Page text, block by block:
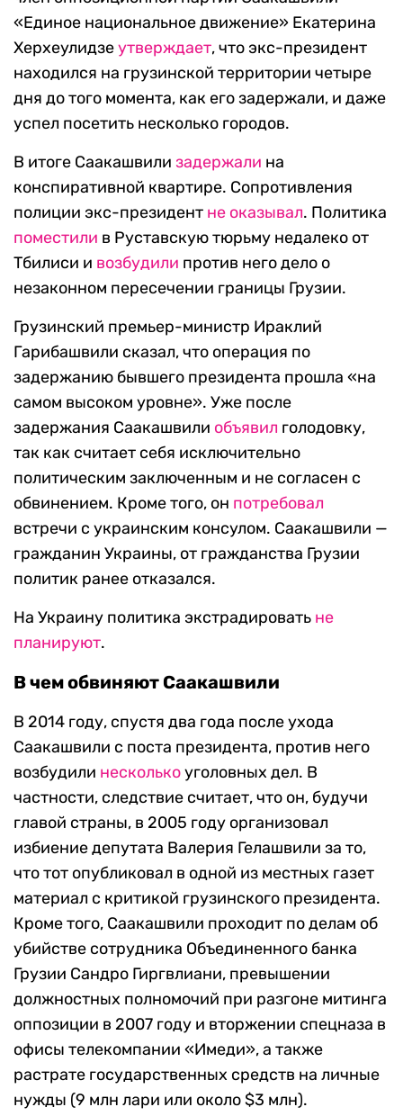
«Единое национальное движение» Екатерина
Херхеулидзеутверждает, что экс-президент
находился на грузинской территории четыре
дня до того момента, как его задержали, и даже
успел посетить несколько городов.
В итоге Саакашвили задержали на
конспиративной квартире. Сопротивления
полиции экс-президент не оказывал. Политика
поместили в Руставскую тюрьму недалеко от
Тбилиси и возбудили против него дело о
незаконном пересечении границы Грузии.
Грузинский премьер-министр Ираклий
Гарибашвили сказал, что операция по
задержанию бывшего президента прошла «на
самом высоком уровне». Уже после
задержания Саакашвили объявил голодовку,
так как считает себя исключительно
политическим заключенным и не согласен с
обвинением. Кроме того, он потребовал
встречи с украинским консулом. Саакашвили —
гражданин Украины, от гражданства Грузии
политик ранее отказался.
На Украину политика экстрадировать не
планируют.
В чем обвиняют Саакашвили
В 2014 году, спустя два года после ухода
Саакашвили с поста президента, против него
возбудили несколькоуголовных дел. В
частности, следствие считает, что он, будучи
главой страны, в 2005 году организовал
избиение депутата Валерия Гелашвили за то,
что тот опубликовал в одной из местных газет
материал с критикой грузинского президента.
Кроме того, Саакашвили проходит по делам об
убийстве сотрудника Объединенного банка
Грузии Сандро Гиргвлиани, превышении
должностных полномочий при разгоне митинга
оппозиции в 2007 году и вторжении спецназа в
офисы телекомпании «Имеди», а также
растрате государственных средств на личные
нужды (9 млн лари или около $3 млн).